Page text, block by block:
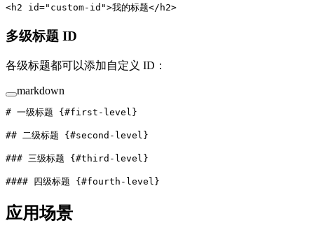
<h2 id="custom-id">我的标题</ h2>
多级标题 ID
各级标题都可以添加自定义 ID：
markdown
# 一级标题 {#first-level}
## 二级标题 {#second-level}
### 三级标题 {#third-level}
#### 四级标题 {#fourth-level}
应用场景